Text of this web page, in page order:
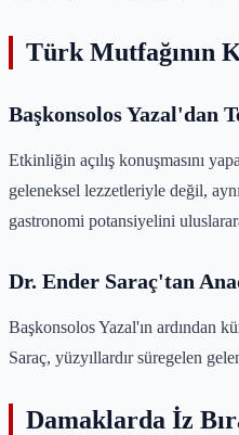
Türk Mutfağının
Başkonsolos Yazal'dan
Etkinliğin açılış konuşmasını
geleneksel lezzetleriyle değil,
gastronomi potansiyelini
Dr. Ender Saraç'tan
Başkonsolos Yazal'ın ardından
Saraç, yüzyıllardır süregelen
Damaklarda İz